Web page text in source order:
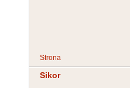
Strona
Sikor